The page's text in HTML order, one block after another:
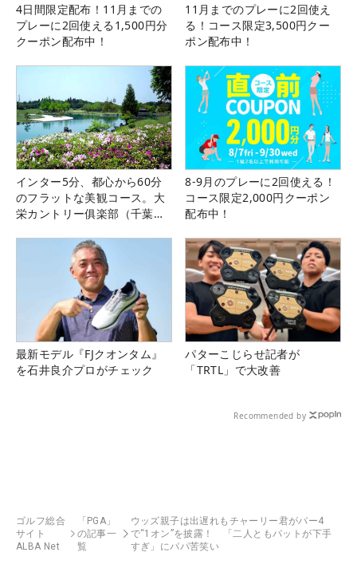
4日間限定配布！11月までの
プレーに2回使える1,500円分
クーポン配布中！
11月までのプレーに2回使え
る！コース限定3,500円クー
ポン配布中！
インター5分、都心から60分
のフラットな美観コース。大
栄カントリー俱楽部（千葉
8-9月のプレーに2回使える！
コース限定2,000円クーポン
配布中！
最新モデル『FJクオンタム』
を石井良介プロがチェック
パターこじらせ記者が
「TRTL」で大改善
Recommended by
ゴルフ総合
サイト
ALBA Net
「PGA」
の記事一
覧
ウッズ親子は出遅れもチャーリー君がパー4
で“1オン”を披露！ 「二人ともパットが下手
すぎ」にパパ苦笑い